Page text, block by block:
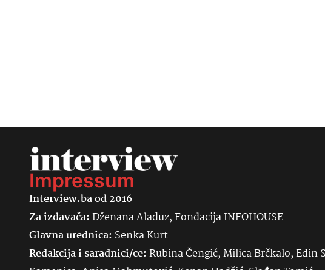
Impressum
Interview.ba od 2016
Za izdavača:Dženana Alađuz, Fondacija INFOHOUSE
Glavna urednica: SenkaKurt
Redakcija i saradnici/ce:Rubina Čengić, Milica Brčkalo,